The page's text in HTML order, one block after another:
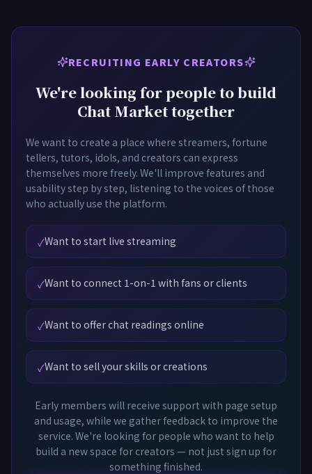
RECRUITING EARLY CREATORS
We're looking for people to build
Chat Market together
We want to create a place where streamers, fortune
tellers, tutors, idols, and creators can express
themselves more freely. We'll improve features and
usability step by step, listening to the voices of those
who actually use the platform.
✓Want to start live streaming
✓Want to connect 1-on-1 with fans or clients
✓Want to offer chat readings online
✓Want to sell your skills or creations
Early members will receive support with page setup
and usage, while we gather feedback to improve the
service. We're looking for people who want to help
build a new space for creators — not just sign up for
something finished.